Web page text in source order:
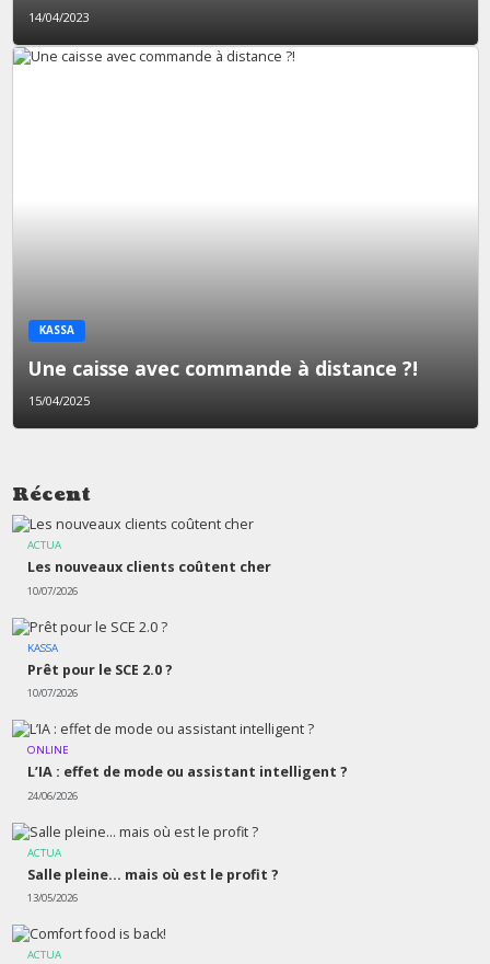
14/04/2023
KASSA
Une caisse avec commande à distance ?!
15/04/2025
Récent
ACTUA
Les nouveaux clients coûtent cher
10/07/2026
KASSA
Prêt pour le SCE 2.0 ?
10/07/2026
ONLINE
L’IA : effet de mode ou assistant intelligent ?
24/06/2026
ACTUA
Salle pleine… mais où est le profit ?
13/05/2026
ACTUA